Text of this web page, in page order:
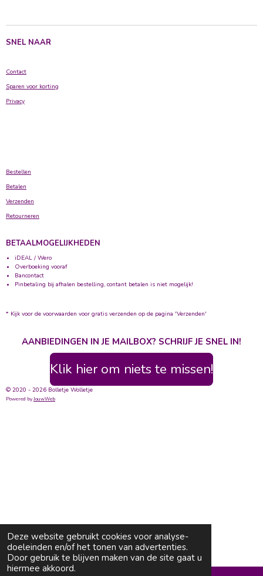
Deze website gebruikt cookies voor analyse-
doeleinden en/of het tonen van advertenties.
Door gebruik te blijven maken van de site gaat u
hiermee akkoord.
SNEL NAAR
Contact
Sparen voor korting
Privacy
Bestellen
Betalen
Verzenden
Retourneren
BETAALMOGELIJKHEDEN
iDEAL / Wero
Overboeking vooraf
Bancontact
Pinbetaling bij afhalen bestelling, contant betalen is niet mogelijk!
* Kijk voor de voorwaarden voor gratis verzenden op de pagina 'Verzenden'
AANBIEDINGEN IN JE MAILBOX? SCHRIJF JE SNEL IN!
Klik hier om niets te missen!
© 2020 - 2026 Bolletje Wolletje
Powered byJouwWeb